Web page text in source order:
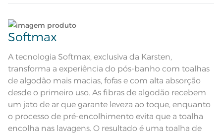
Corpo jacquard aveludado;
Descrição Visual
Cor Matcha
Itens Inclusos 1 Toalha de Rosto
Medida 48cm x 70cm
Lave tipos de tecidos distintos separadamente;
ciclo;
Lave as peças no ciclo leve, suave ou delicado de
sua lavadora;
Enxágue as peças com bastante água;
Softmax
A tecnologia Softmax, exclusiva da Karsten,
transforma a experiência do pós-banho com toalhas
de algodão mais macias, fofas e com alta absorção
desde o primeiro uso. As fibras de algodão recebem
um jato de ar que garante leveza ao toque, enquanto
o processo de pré-encolhimento evita que a toalha
encolha nas lavagens. O resultado é uma toalha de